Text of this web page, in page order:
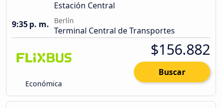
Estación Central
9:35 p. m.
Berlín
Terminal Central de Transportes
Económica
$156.882
Buscar